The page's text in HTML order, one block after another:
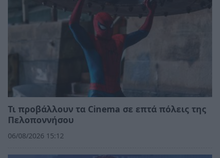
Τι προβάλλουν τα Cinema σε επτά πόλεις της
Πελοποννήσου
06/08/2026 15:12